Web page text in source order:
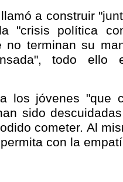
a construir
"crisis política
no terminan su
todo
los jóvenes "que
sido
cometer. Al
con la